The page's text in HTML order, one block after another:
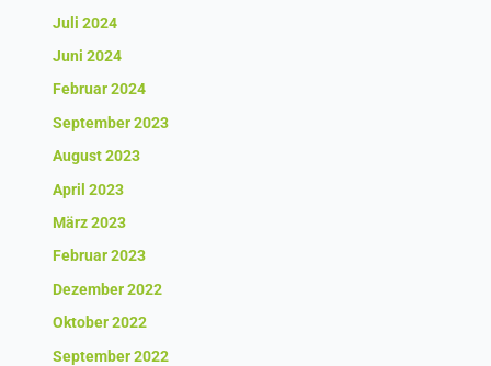
Juli 2024
Juni 2024
Februar 2024
September 2023
August 2023
April 2023
März 2023
Februar 2023
Dezember 2022
Oktober 2022
September 2022